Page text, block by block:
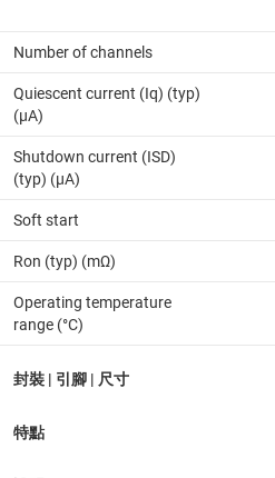
Number of channels
Quiescent current (Iq) (typ)
(µA)
Shutdown current (ISD)
(typ) (µA)
Soft start
Ron (typ) (mΩ)
Operating temperature
range (°C)